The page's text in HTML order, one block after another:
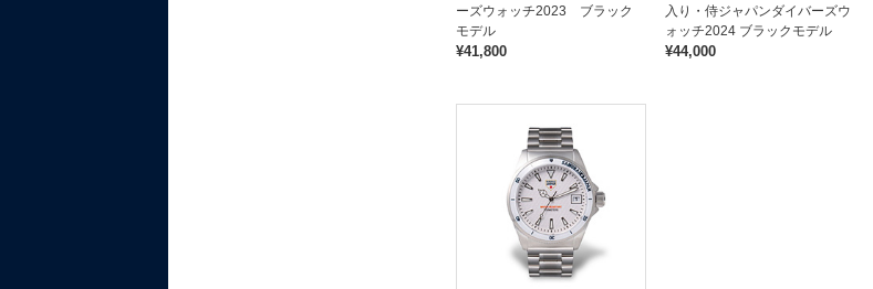
ーズウォッチ2023 ブラック
モデル
¥41,800
入り・侍ジャパンダイバーズウ
ォッチ2024 ブラックモデル
¥44,000